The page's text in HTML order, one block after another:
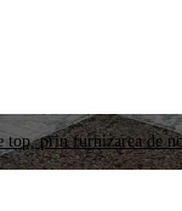
top, prin furnizarea de